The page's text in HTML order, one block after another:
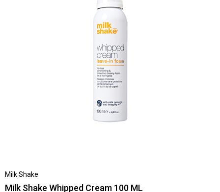
Milk Shake
Milk Shake Whipped Cream 100 ML